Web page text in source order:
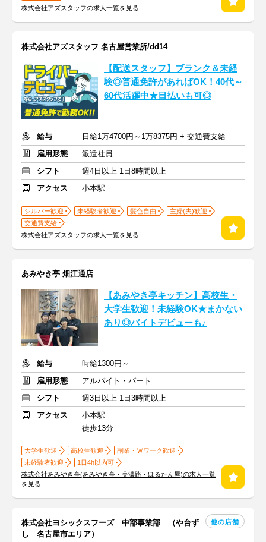
株式会社アズスタッフの求人一覧を見る
株式会社アズスタッフ 名古屋営業所/dd14
【配送スタッフ】ブランク＆未経
験◎普通免許があればOK！40代～
60代活躍中★日払いも可◎
給与
日給1万4700円～1万8375円 + 交通費支給
雇用形態
派遣社員
シフト
週4日以上 1日8時間以上
アクセス
小本駅
シルバー歓迎 未経験者歓迎 髪色自由
主婦(夫)歓迎
交通費支給
株式会社アズスタッフの求人一覧を見る
あみやき亭 畑江通店
【あみやき亭キッチン】高校生・
大学生歓迎！未経験OK★まかない
あり◎バイトデビューも♪
給与
時給1300円～
雇用形態
アルバイト・パート
シフト
週3日以上 1日3時間以上
アクセス
小本駅
徒歩13分
大学生歓迎 高校生歓迎
副業・Ｗワーク歓迎
未経験者歓迎
1日4h以内可
株式会社あみやき亭(あみやき亭・美濃路・ほるたん屋)の求人一覧
を見る
株式会社ヨシックスフーズ 中部事業部 （や台ず
し 名古屋市エリア）
他の店舗